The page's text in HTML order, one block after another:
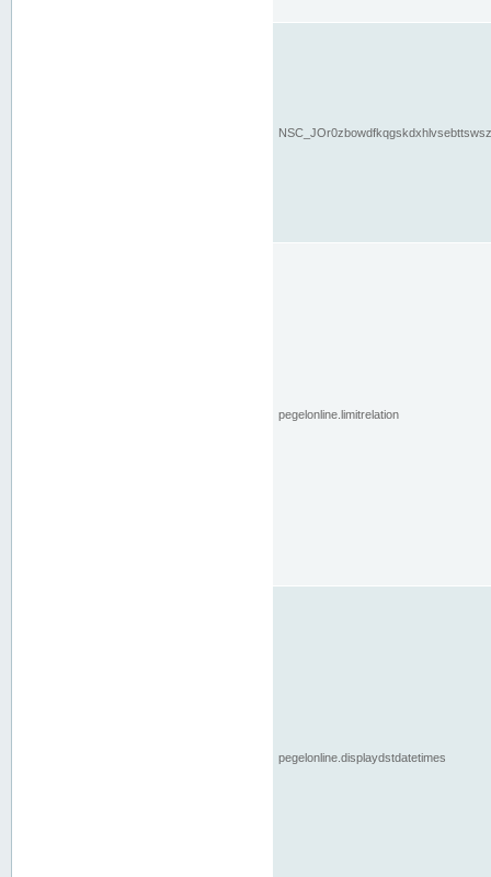
pegelonline.limitrelation
pegelonline.displaydstdatetimes